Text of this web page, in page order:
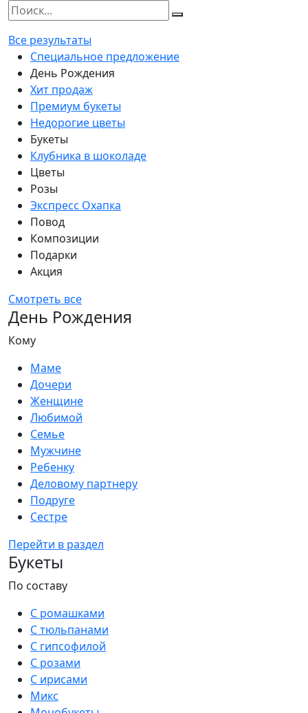
Все результаты
Специальное предложение
День Рождения
Хит продаж
Премиум букеты
Недорогие цветы
Букеты
Клубника в шоколаде
Цветы
Розы
Экспресс Охапка
Повод
Композиции
Подарки
Акция
Смотреть все
День Рождения
Кому
Маме
Дочери
Женщине
Любимой
Семье
Мужчине
Ребенку
Деловому партнеру
Подруге
Сестре
Перейти в раздел
Букеты
По составу
С ромашками
С тюльпанами
С гипсофилой
С розами
С ирисами
Микс